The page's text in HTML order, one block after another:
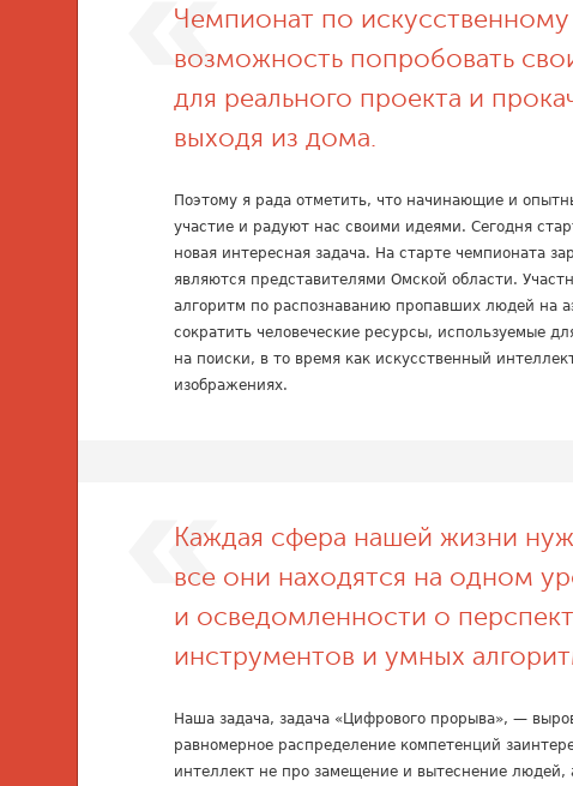
Чемпионат по искусственному
возможность попробовать
для реального проекта и
выходя из дома.
Поэтому я рада отметить, что начинающие и
участие и радуют нас своими идеями. Сегодня
новая интересная задача. На старте чемпионата
являются представителями Омской области.
алгоритм по распознаванию пропавших людей на
сократить человеческие ресурсы, используемые
на поиски, в то время как искусственный
изображениях.
Каждая сфера нашей жизни
все они находятся на одном
и осведомленности о
инструментов и умных
Наша задача, задача «Цифрового прорыва», —
равномерное распределение компетенций
интеллект не про замещение и вытеснение